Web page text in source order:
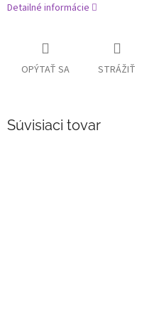
Detailné informácie
OPÝTAŤ SA STRÁŽIŤ
Súvisiaci tovar